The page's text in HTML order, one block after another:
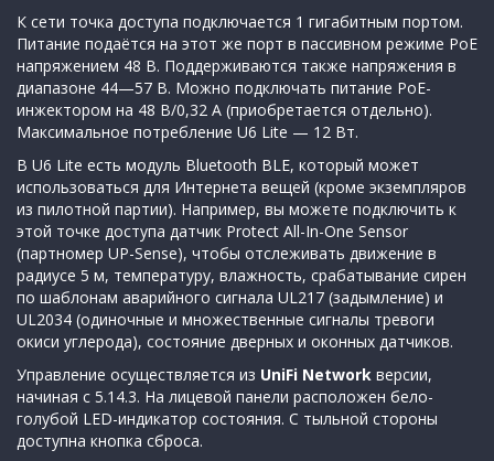
К сети точка доступа подключается 1 гигабитным портом.
Питание подаётся на этот же порт в пассивном режиме PoE
напряжением 48 В. Поддерживаются также напряжения в
диапазоне 44—57 В. Можно подключать питание PoE-
инжектором на 48 В/0,32 А (приобретается отдельно).
Максимальное потребление U6 Lite — 12 Вт.
В U6 Lite есть модуль Bluetooth BLE, который может
использоваться для Интернета вещей (кроме экземпляров
из пилотной партии). Например, вы можете подключить к
этой точке доступа датчик Protect All-In-One Sensor
(партномер UP-Sense), чтобы отслеживать движение в
радиусе 5 м, температуру, влажность, срабатывание сирен
по шаблонам аварийного сигнала UL217 (задымление) и
UL2034 (одиночные и множественные сигналы тревоги
окиси углерода), состояние дверных и оконных датчиков.
Управление осуществляется из UniFi Network версии,
начиная с 5.14.3. На лицевой панели расположен бело-
голубой LED-индикатор состояния. С тыльной стороны
доступна кнопка сброса.